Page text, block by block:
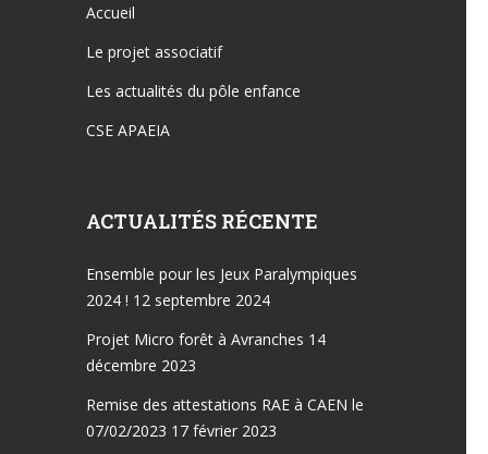
Accueil
Le projet associatif
Les actualités du pôle enfance
CSE APAEIA
ACTUALITÉS RÉCENTE
Ensemble pour les Jeux Paralympiques
2024 ! 12 septembre 2024
Projet Micro forêt à Avranches 14
décembre 2023
Remise des attestations RAE à CAEN le
07/02/2023 17 février 2023